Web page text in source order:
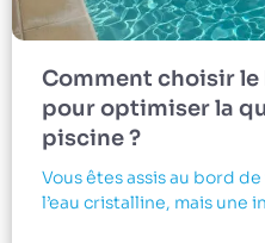
Comment choisir
pour optimiser la
piscine ?
Vous êtes assis au bord
l’eau cristalline, mais une